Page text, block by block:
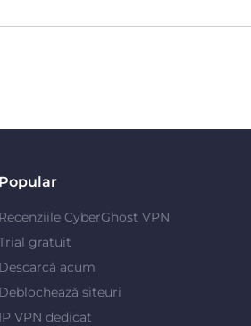
Popular
Recenziile CyberGhost VPN
gratuit
Descarcă acum
Deblochează siteuri
IP VPN dedicat